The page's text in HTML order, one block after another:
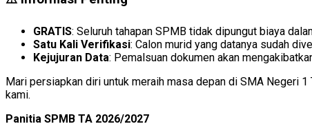
GRATIS: Seluruh tahapan SPMB tidak dipungut biaya
Satu Kali Verifikasi: Calon murid yang datanya sudah
Kejujuran Data: Pemalsuan dokumen akan
Mari persiapkan diri untuk meraih masa depan di SMA Negeri
kami.
Panitia SPMB TA 2026/2027